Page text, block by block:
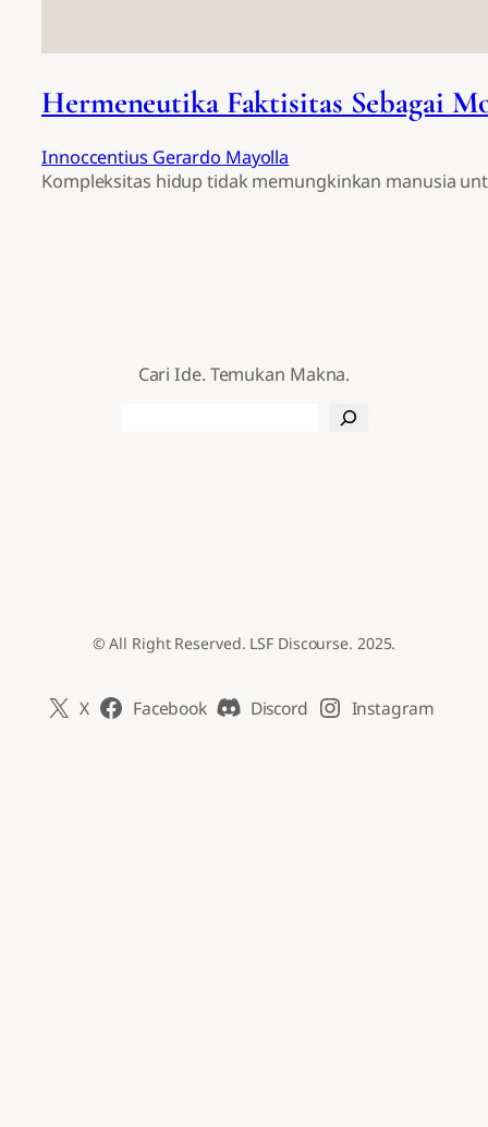
Hermeneutika Faktisitas Sebagai
Innoccentius Gerardo Mayolla
Kompleksitas hidup tidak memungkinkan manusia
Cari Ide. Temukan Makna.
© All Right Reserved. LSF Discourse. 2025.
X Facebook Discord Instagram